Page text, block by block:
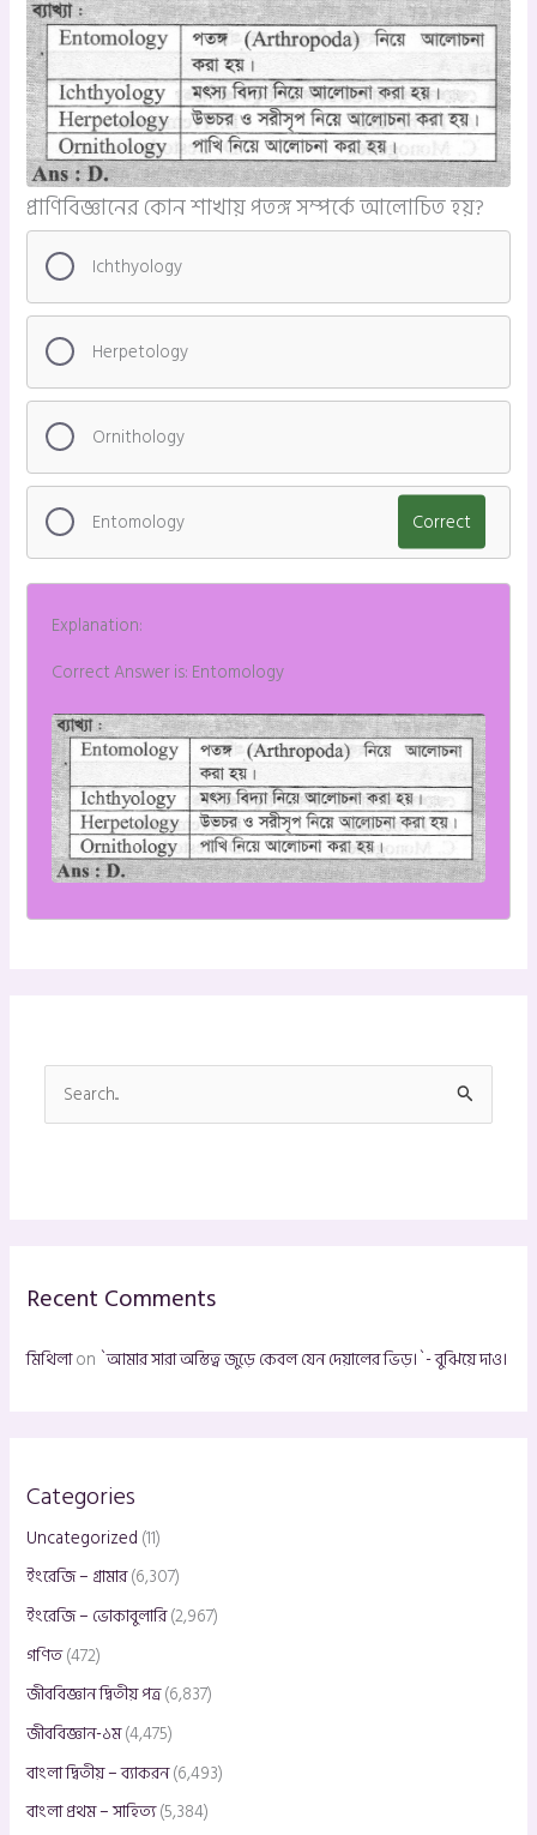
প্রাণিবিজ্ঞানের কোন শাখায় পতঙ্গ সম্পর্কে আলোচিত হয়?
Ichthyology
Herpetology
Ornithology
Entomology Correct
Explanation:
Correct Answer is: Entomology
e
f
Recent Comments
মিথিলাon `আমার সারা অস্তিত্ব জুড়ে কেবল যেন দেয়ালের ভিড়।`- বুঝিয়ে দাও।
Categories
Uncategorized (11)
ইংরেজি – গ্রামার(6,307)
ইংরেজি – ভোকাবুলারি(2,967)
গণিত(472)
জীববিজ্ঞান দ্বিতীয় পত্র(6,837)
জীববিজ্ঞান-১ম(4,475)
বাংলা দ্বিতীয় – ব্যাকরন(6,493)
বাংলা প্রথম – সাহিত্য(5,384)